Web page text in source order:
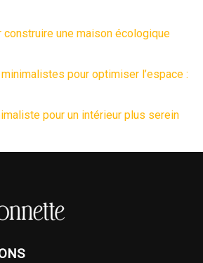
une maison écologique
pour optimiser l’espace :
pour un intérieur plus serein